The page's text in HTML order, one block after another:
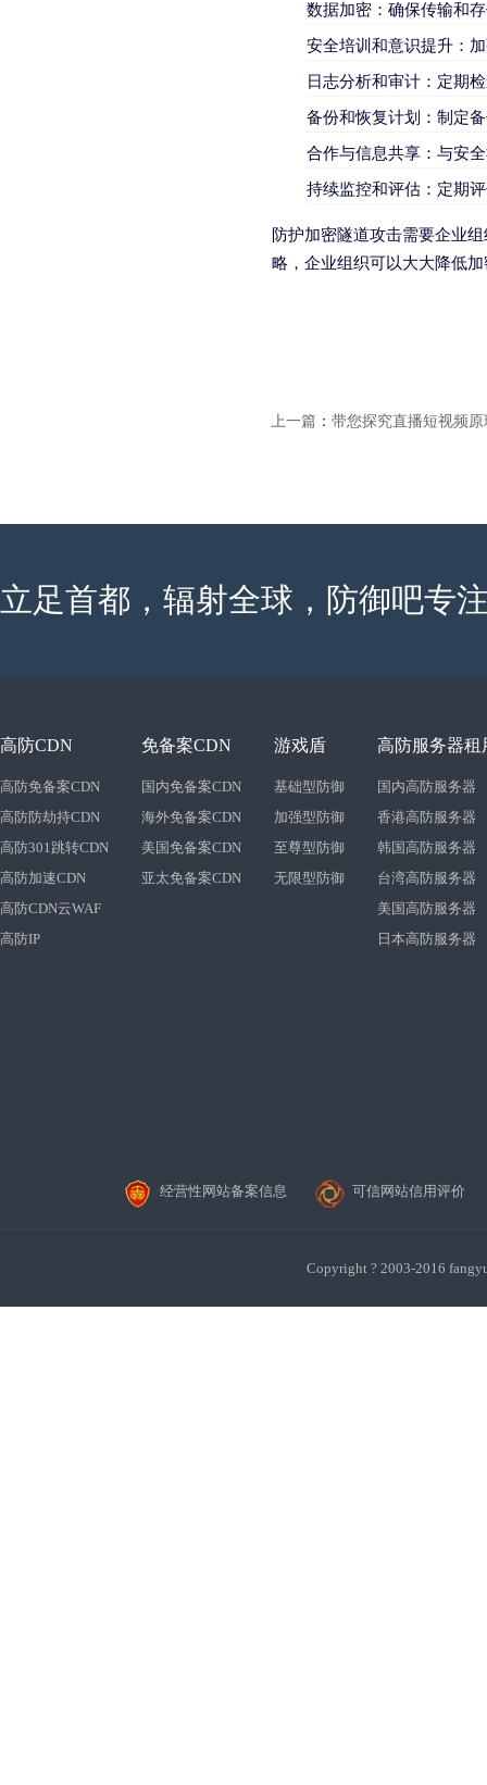
数据加密：确保传输和
安全培训和意识提升：
日志分析和审计：定期
备份和恢复计划：制定
合作与信息共享：与安
持续监控和评估：定期
防护加密隧道攻击需要企业
略，企业组织可以大大降低
上一篇 ： 带您探究直播短视频
立足首都，辐射全球，防御吧专
高防CDN
高防免备案CDN
高防防劫持CDN
高防301跳转CDN
高防加速CDN
高防CDN云WAF
高防IP
免备案CDN
国内免备案CDN
海外免备案CDN
美国免备案CDN
亚太免备案CDN
游戏盾
基础型防御
加强型防御
至尊型防御
无限型防御
高防服务器租
国内高防服务器
香港高防服务器
韩国高防服务器
台湾高防服务器
美国高防服务器
日本高防服务器
经营性网站备案信息 可信网站信用评价
Copyright ? 2003-2016